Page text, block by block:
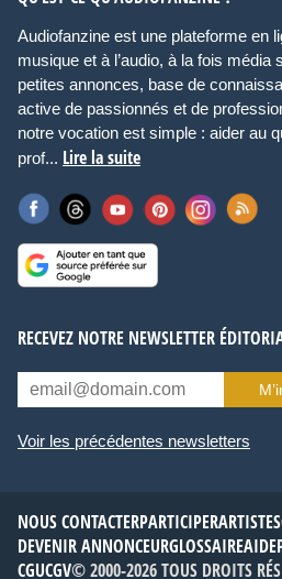
Audiofanzine est une plateforme en
musique et à l’audio, à la fois média
petites annonces, base de
active de passionnés et de
notre vocation est simple : aider au
prof... Lire la suite
RECEVEZ NOTRE NEWSLETTER
Voir les précédentes newsletters
NOUS CONTACTERPARTICIPERARTISTES
DEVENIR ANNONCEURGLOSSAIREAIDE
CGUCGV© 2000-2026 TOUS DROITS